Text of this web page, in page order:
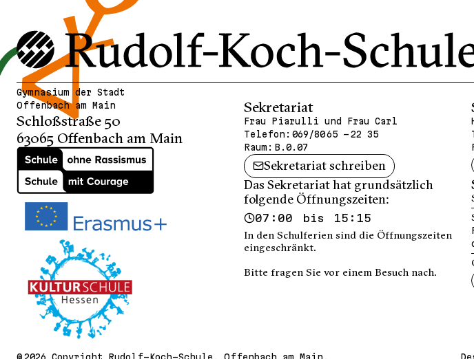
Gymnasium der Stadt
Offenbach am Main
Schloßstraße 50
63065 Offenbach am Main
Sekretariat
Frau Piarulli und Frau Carl
Telefon: 069/80 65 - 22 35
Raum: B.0.07
Sekretariat schreiben
Das Sekretariat hat grundsätzlich
folgende Öffnungszeiten:
07:00 bis 15:15
In den Schulferien sind die Öffnungszeiten
eingeschränkt.
Bitte fragen Sie vor einem Besuch nach.